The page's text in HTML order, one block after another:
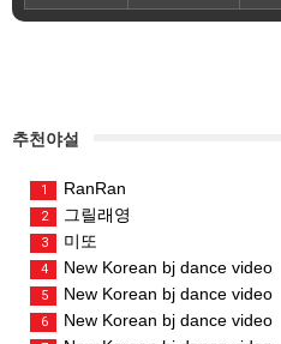
추천야설
1 RanRan
2 그릴래영
3 미또
4 New Korean bj dance video
5 New Korean bj dance video
6 New Korean bj dance video